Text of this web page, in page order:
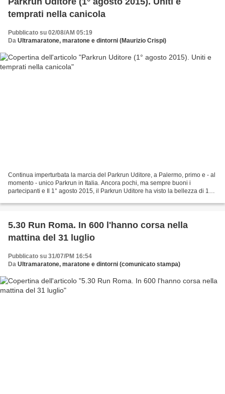
temprati nella canicola
Pubblicato su 02/08/AM 05:19
Da Ultramaratone, maratone e dintorni (Maurizio Crispi)
Continua imperturbata la marcia del Parkrun Uditore, a Palermo, primo e - al
momento - unico Parkrun in Italia. Ancora pochi, ma sempre buoni i
partecipanti e Il 1° agosto 2015, il Parkrun Uditore ha visto la bellezza di 10
5.30 Run Roma. In 600 l'hanno corsa nella
mattina del 31 luglio
Pubblicato su 31/07/PM 16:54
Da Ultramaratone, maratone e dintorni (comunicato stampa)